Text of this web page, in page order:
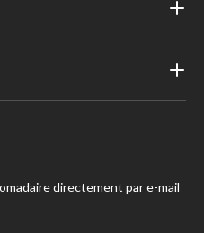
directement par e-mail